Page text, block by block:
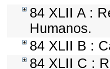
84 XLII A :
Humanos.
84 XLII B :
84 XLII C :